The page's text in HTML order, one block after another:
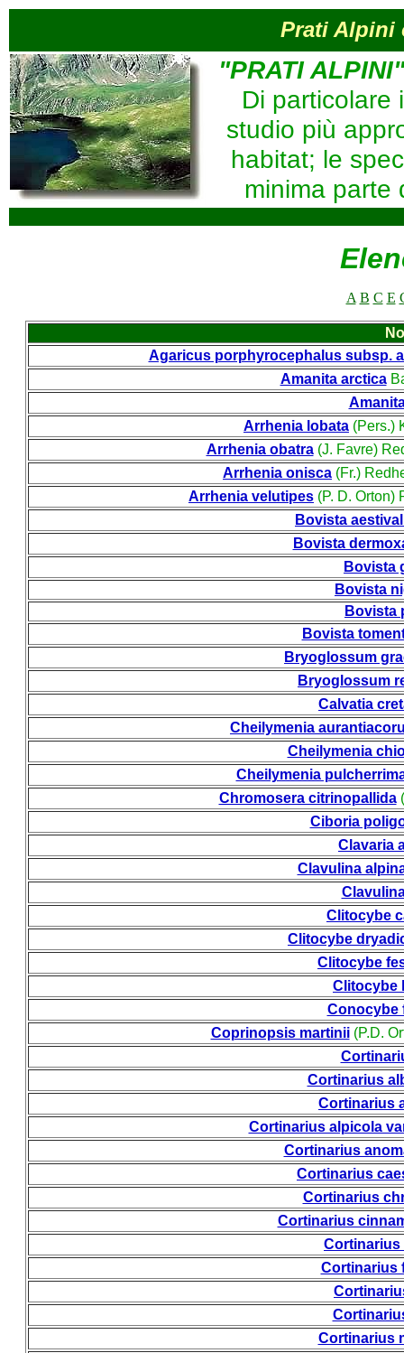
Prati Alpini
"PRATI
Di particolare
studio più
habitat; le
minima parte
A B C E
Agaricus porphyrocephalus subsp.
Amanita arctica
Arrhenia lobata (Pers.)
Arrhenia obatra (J. Favre)
Arrhenia onisca (Fr.)
Arrhenia velutipes (P. D. Orton)
Bovista
Bovista
Bovista
Bovista
Bovista
Bovista
Bryoglossum
Bryoglossum
Calvatia
Cheilymenia
Cheilymenia
Cheilymenia
Chromosera citrinopallida
Ciboria
Clavaria
Clavulina
Clitocybe
Clitocybe
Clitocybe
Clitocybe
Conocybe
Coprinopsis martinii(P.D.
Cortinarius
Cortinarius
Cortinarius alpicola
Cortinarius
Cortinarius
Cortinarius
Cortinarius
Cortinarius
Cortinarius